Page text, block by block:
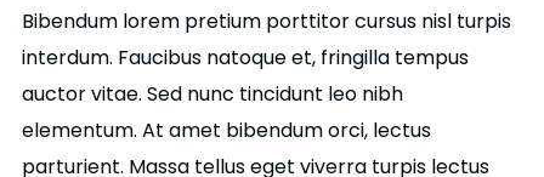
Bibendum lorem pretium porttitor cursus nisl turpis
interdum. Faucibus natoque et, fringilla tempus
auctor vitae. Sed nunc tincidunt leo nibh
elementum. At amet bibendum orci, lectus
parturient. Massa tellus eget viverra turpis lectus